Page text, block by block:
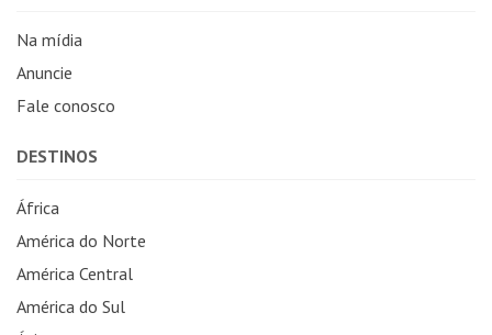
Na mídia
Anuncie
Fale conosco
DESTINOS
África
América do Norte
América Central
América do Sul